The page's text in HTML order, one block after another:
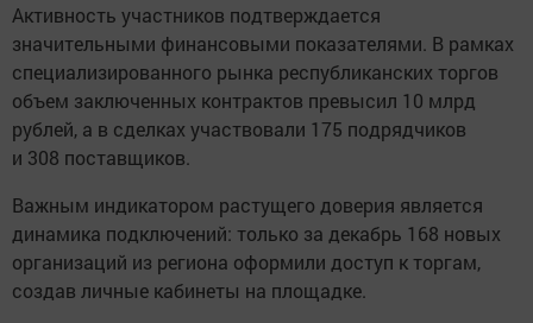
Активность участников подтверждается
значительными финансовыми показателями. В рамках
специализированного рынка республиканских торгов
объем заключенных контрактов превысил 10 млрд
рублей, а в сделках участвовали 175 подрядчиков
и 308 поставщиков.
Важным индикатором растущего доверия является
динамика подключений: только за декабрь 168 новых
организаций из региона оформили доступ к торгам,
создав личные кабинеты на площадке.